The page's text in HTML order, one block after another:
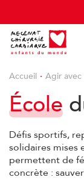
Accueil Agir avec
École
Défis sportifs,
solidaires mises
permettent de
concrète :